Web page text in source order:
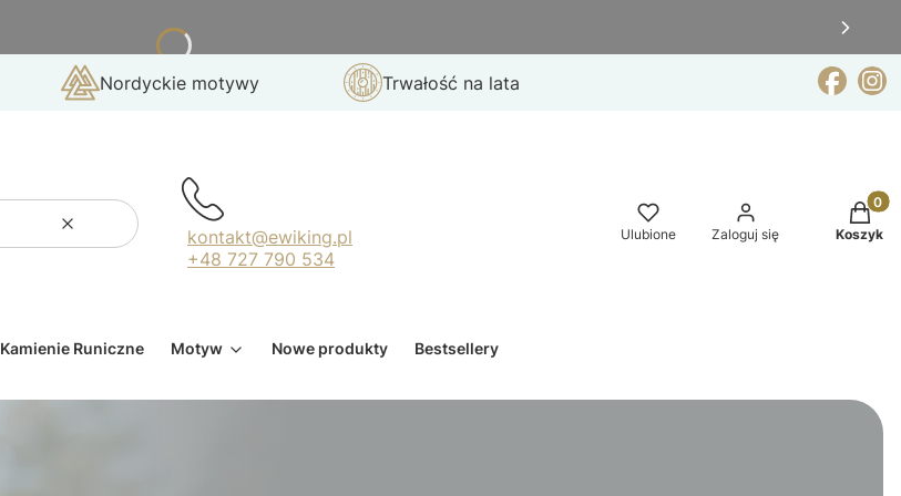
Nordyckie motywy Trwałość na lata
WyczyśćSzukaj
kontakt@ewiking.pl
+48 727 790 534
Ulubione Zaloguj się Koszyk
Kamienie Runiczne Motyw Nowe produkty Bestsellery